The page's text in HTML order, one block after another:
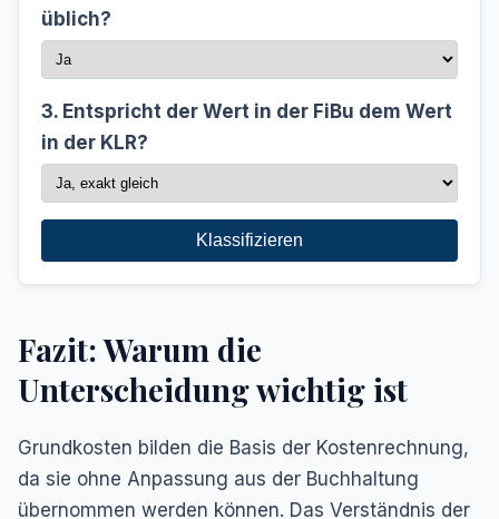
üblich?
3. Entspricht der Wert in der FiBu dem Wert
in der KLR?
Klassifizieren
Fazit: Warum die
Unterscheidung wichtig ist
Grundkosten bilden die Basis der Kostenrechnung,
da sie ohne Anpassung aus der Buchhaltung
übernommen werden können. Das Verständnis der